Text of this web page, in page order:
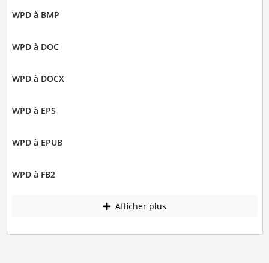
WPD à BMP
WPD à DOC
WPD à DOCX
WPD à EPS
WPD à EPUB
WPD à FB2
Afficher plus